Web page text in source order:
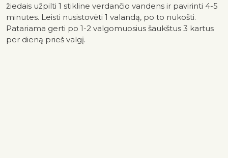
žiedais užpilti 1 stikline verdančio vandens ir pavirinti 4-5
minutes. Leisti nusistovėti 1 valandą, po to nukošti.
Patariama gerti po 1-2 valgomuosius šaukštus 3 kartus
per dieną prieš valgį.